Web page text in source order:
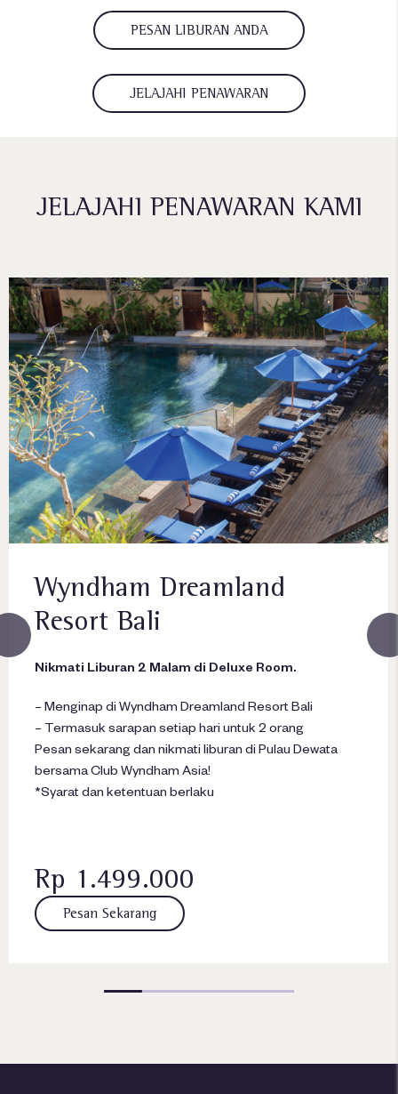
PESAN LIBURAN ANDA
JELAJAHI PENAWARAN
JELAJAHI PENAWARAN KAMI
Wyndham Dreamland
Resort Bali
Nikmati Liburan 2 Malam di Deluxe Room.
– Menginap di Wyndham Dreamland Resort Bali
– Termasuk sarapan setiap hari untuk 2 orang
Pesan sekarang dan nikmati liburan di Pulau Dewata
bersama Club Wyndham Asia!
*Syarat dan ketentuan berlaku
Pesan ​Sekarang
Rp 1.499.000